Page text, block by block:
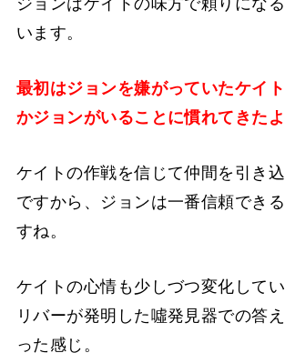
います。
最初はジョンを嫌がっていたケイ
かジョンがいることに慣れてきたよ
ケイトの作戦を信じて仲間を引き
ですから、ジョンは一番信頼でき
すね。
ケイトの心情も少しづつ変化して
リバーが発明した噓発見器での答
った感じ。